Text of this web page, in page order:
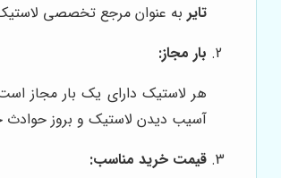
تایر به عنوان مرجع تخصصی
بار مجاز:
هر لاستیک دارای یک بار مجاز
آسیب دیدن لاستیک و بروز حوادث
قیمت خرید مناسب: